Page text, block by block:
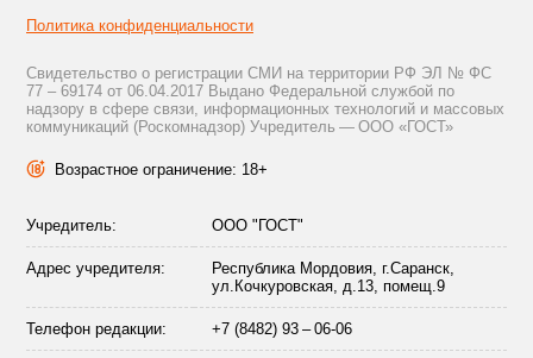
Политика конфиденциальности
Свидетельство о регистрации СМИ на территории РФ ЭЛ № ФС
77 – 69174 от 06.04.2017 Выдано Федеральной службой по
надзору в сфере связи, информационных технологий и массовых
коммуникаций (Роскомнадзор) Учредитель — ООО «ГОСТ»
Возрастное ограничение: 18+
Учредитель: ООО "ГОСТ"
Адрес учредителя:
Республика Мордовия, г.Саранск,
ул.Кочкуровская, д.13, помещ.9
Телефон редакции: +7 (8482) 93 – 06-06